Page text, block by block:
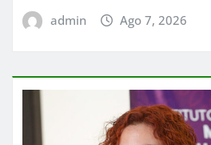
admin Ago 7, 2026